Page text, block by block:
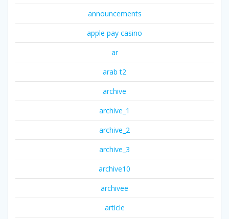
announcements
apple pay casino
ar
arab t2
archive
archive_1
archive_2
archive_3
archive10
archivee
article